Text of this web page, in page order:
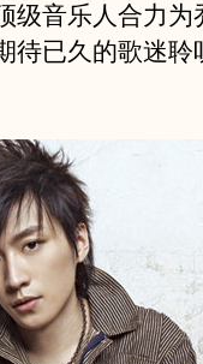
级音乐人合力为
待已久的歌迷聆